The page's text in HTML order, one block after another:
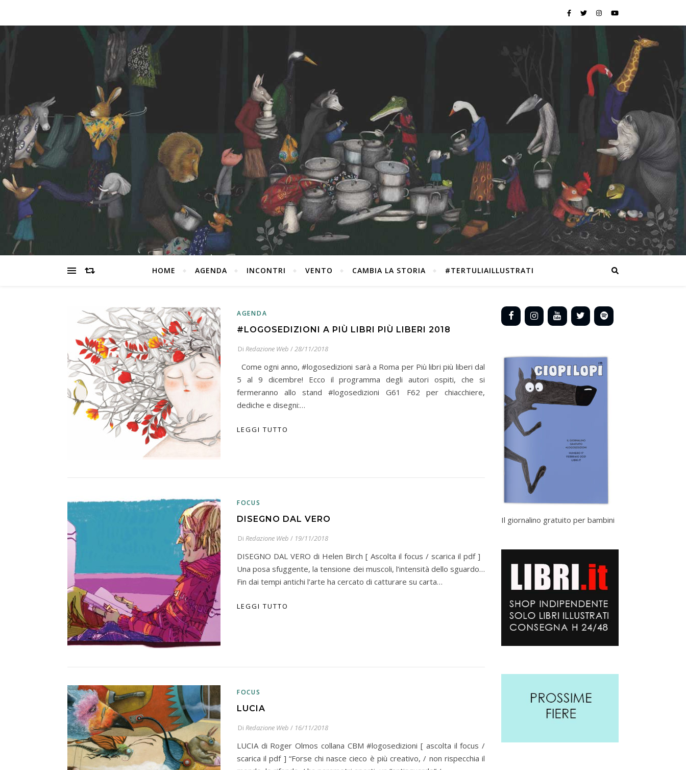
HOME AGENDA INCONTRI VENTO CAMBIA LA STORIA #TERTULIAILLUSTRATI
AGENDA
#LOGOSEDIZIONI A PIÙ LIBRI PIÙ LIBERI 2018
Di Redazione Web /28/11/2018
Come ogni anno, #logosedizioni sarà a Roma per Più libri più liberi dal
5 al 9 dicembre! Ecco il programma degli autori ospiti, che si
fermeranno allo stand #logosedizioni G61 F62 per chiacchiere,
dediche e disegni:…
LEGGI TUTTO
FOCUS
DISEGNO DAL VERO
Di Redazione Web / 19/11/2018
DISEGNO DAL VERO di Helen Birch [ Ascolta il focus / scarica il pdf ]
Una posa sfuggente, la tensione dei muscoli, l’intensità dello sguardo…
Fin dai tempi antichi l’arte ha cercato di catturare su carta…
LEGGI TUTTO
FOCUS
LUCIA
Di Redazione Web / 16/11/2018
LUCIA di Roger Olmos collana CBM #logosedizioni [ ascolta il focus /
scarica il pdf ] “Forse chi nasce cieco è più creativo, / non rispecchia il
Il giornalino gratuito per bambini